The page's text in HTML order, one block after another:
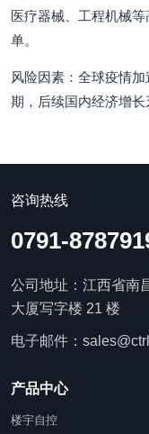
医疗器械、工程机械
单。
风险因素：全球疫情
期，后续国内经济增长
咨询热线
0791-
公司地址：江西省南
大厦写字楼 21 楼
电子邮件：
产品中心
楼宇自控